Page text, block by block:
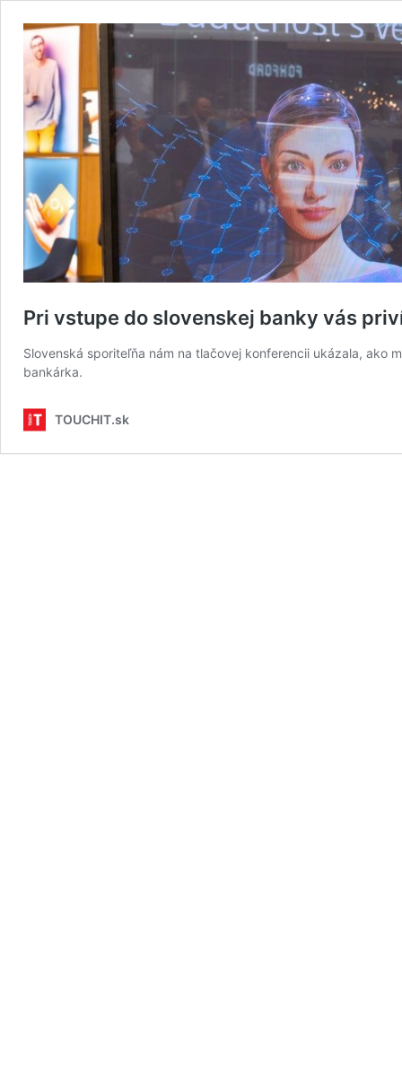
Pri vstupe do slovenskej banky vás
Slovenská sporiteľňa nám na tlačovej konferencii ukázala, ako
bankárka.
TOUCHIT.sk